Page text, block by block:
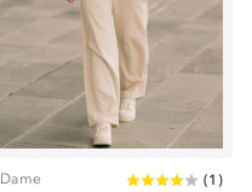
Dame (1 )